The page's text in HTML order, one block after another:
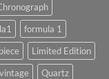
formula 1
Limited Edition
Quartz